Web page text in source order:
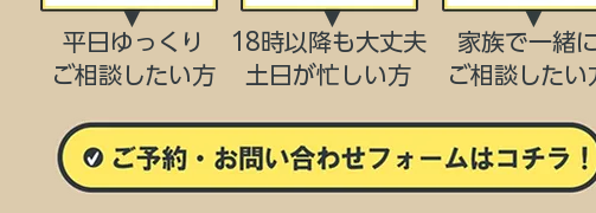
平日ゆっくり
ご相談したい方
18時以降も大丈夫
​土日が忙しい方
家族で一緒
ご相談したい